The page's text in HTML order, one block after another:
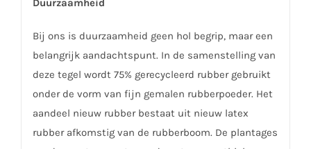
Duurzaamheid
Bij ons is duurzaamheid geen hol begrip, maar een
belangrijk aandachtspunt. In de samenstelling van
deze tegel wordt 75% gerecycleerd rubber gebruikt
onder de vorm van fijn gemalen rubberpoeder. Het
aandeel nieuw rubber bestaat uit nieuw latex
rubber afkomstig van de rubberboom. De plantages